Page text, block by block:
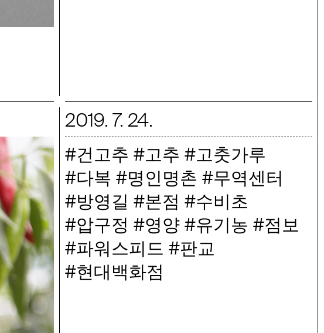
2019. 7. 24.
건고추 고추
고춧가루
다복
명인명촌
무역센터
방영길
본점
수비초
압구정
영양 유기농
점보
파워스피드
판교
현대백화점